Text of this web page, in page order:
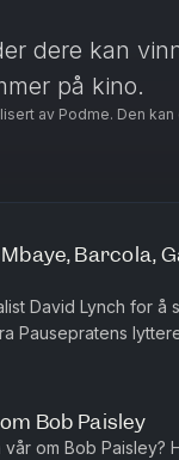
dere kan
på kino.
supporter?
supporter
av Podme. Den
Barcola,
David Lynch for å
Pausepratens
Mbaye, Bradley
Bob Paisley
om Bob Paisley?